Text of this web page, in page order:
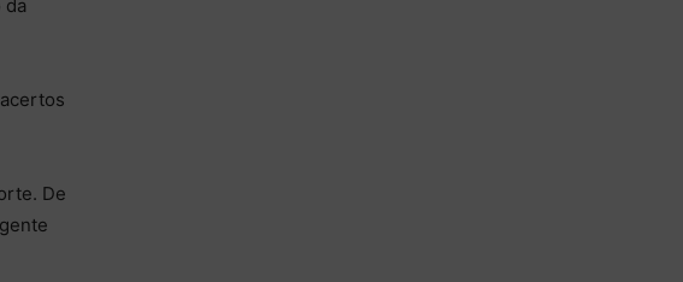
da
De